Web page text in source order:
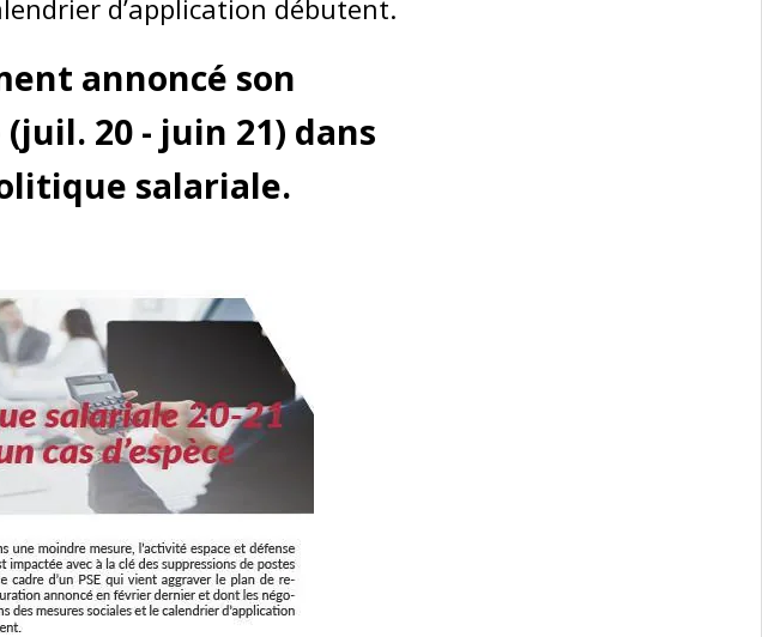
d’application débutent.
annoncé son
20 - juin 21) dans
salariale.